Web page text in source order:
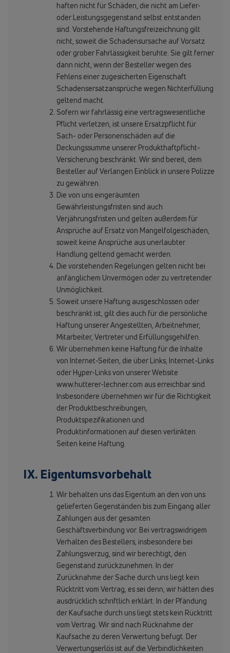
haften nicht für Schäden, die nicht am Liefer-
oder Leistungsgegenstand selbst entstanden
sind. Vorstehende Haftungsfreizeichnung gilt
nicht, soweit die Schadensursache auf Vorsatz
oder grober Fahrlässigkeit beruhte. Sie gilt ferner
dann nicht, wenn der Besteller wegen des
Fehlens einer zugesicherten Eigenschaft
Schadensersatzansprüche wegen Nichterfüllung
geltend macht.
Sofern wir fahrlässig eine vertragswesentliche
Pflicht verletzen, ist unsere Ersatzpflicht für
Sach- oder Personenschäden auf die
Deckungssumme unserer Produkthaftpflicht-
Versicherung beschränkt. Wir sind bereit, dem
Besteller auf Verlangen Einblick in unsere Polizze
zu gewähren.
Die von uns eingeräumten
Gewährleistungsfristen sind auch
Verjährungsfristen und gelten außerdem für
Ansprüche auf Ersatz von Mangelfolgeschäden,
soweit keine Ansprüche aus unerlaubter
Handlung geltend gemacht werden.
Die vorstehenden Regelungen gelten nicht bei
anfänglichem Unvermögen oder zu vertretender
Unmöglichkeit.
Soweit unsere Haftung ausgeschlossen oder
beschränkt ist, gilt dies auch für die persönliche
Haftung unserer Angestellten, Arbeitnehmer,
Mitarbeiter, Vertreter und Erfüllungsgehilfen.
Wir übernehmen keine Haftung für die Inhalte
von Internet-Seiten, die über Links, Internet-Links
oder Hyper-Links von unserer Website
www.hutterer-lechner.com aus erreichbar sind.
Insbesondere übernehmen wir für die Richtigkeit
der Produktbeschreibungen,
Produktspezifikationen und
Produktinformationen auf diesen verlinkten
Seiten keine Haftung.
IX. Eigentumsvorbehalt
Wir behalten uns das Eigentum an den von uns
gelieferten Gegenständen bis zum Eingang aller
Zahlungen aus der gesamten
Geschäftsverbindung vor. Bei vertragswidrigem
Verhalten des Bestellers, insbesondere bei
Zahlungsverzug, sind wir berechtigt, den
Gegenstand zurückzunehmen. In der
Zurücknahme der Sache durch uns liegt kein
Rücktritt vom Vertrag, es sei denn, wir hätten dies
ausdrücklich schriftlich erklärt. In der Pfändung
der Kaufsache durch uns liegt stets kein Rücktritt
vom Vertrag. Wir sind nach Rücknahme der
Kaufsache zu deren Verwertung befugt. Der
Verwertungserlös ist auf die Verbindlichkeiten